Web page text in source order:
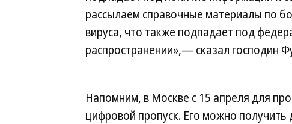
рассылаем справочные материалы по
вируса, что также подпадает под
распространении»,— сказал господин
Напомним, в Москве с 15 апреля для
цифровой пропуск. Его можно